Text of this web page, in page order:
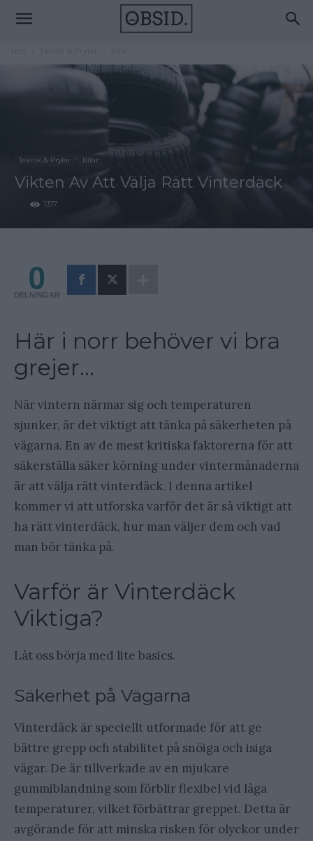
Teknik & Prylar Bilar
Vikten Av Att Välja Rätt Vinterdäck
1317
0
DELNINGAR
Här i norr behöver vi bra
grejer…
När vintern närmar sig och temperaturen
sjunker, är det viktigt att tänka på säkerheten på
vägarna. En av de mest kritiska faktorerna för att
säkerställa säker körning under vintermånaderna
är att välja rätt vinterdäck. I denna artikel
kommer vi att utforska varför det är så viktigt att
ha rätt vinterdäck, hur man väljer dem och vad
man bör tänka på.
Varför är Vinterdäck
Viktiga?
Låt oss börja med lite basics.
Säkerhet på Vägarna
Vinterdäck är speciellt utformade för att ge
bättre grepp och stabilitet på snöiga och isiga
vägar. De är tillverkade av en mjukare
gummiblandning som förblir flexibel vid låga
temperaturer, vilket förbättrar greppet. Detta är
avgörande för att minska risken för olyckor under